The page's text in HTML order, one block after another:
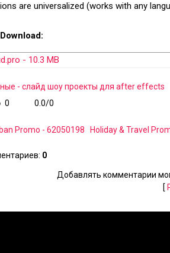
are universalized (works with any
- 10.3 MB
- слайд шоу проекты для after effects
0 0.0/0
Promo - 62050198 Holiday & Travel
: 0
Добавлять комментарии
[